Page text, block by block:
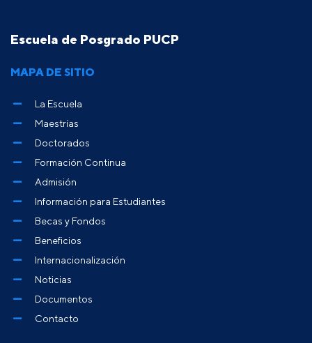
Escuela de Posgrado PUCP
MAPA DE SITIO
La Escuela
Maestrías
Doctorados
Formación Continua
Admisión
Información para Estudiantes
Becas y Fondos
Beneficios
Internacionalización
Noticias
Documentos
Contacto